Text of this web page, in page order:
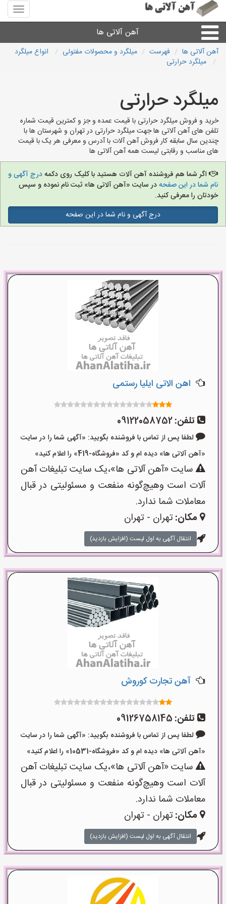
منوی
سایت
آلاتی
ها
آهن آلاتی ها
لوله و اتصالات
سایر آهن آلات
آهن آلاتی های شهرها
آهن آلاتی ها فهرست میلگرد و محصولات مفتولی
انواع میلگرد
میلگرد حرارتی
میلگرد حرارتی
خرید و فروش میلگرد حرارتی با قیمت عمده و جز و کمترین قیمت شماره
تلفن های آهن آلاتی ها جهت میلگرد حرارتی در تهران و شهرستان ها با
چندین سال سابقه کار فروش آهن آلات با آدرس و معرفی هر یک با قیمت
های مناسب و رقابتی لیست همه آهن آلاتی ها
اگر شما هم فروشنده آهن آلات هستید با کلیک روی دکمهدرج آگهی و
نام شما در این صفحهدر سایت «آهن آلاتی ها» ثبت نام نموده و سپس
خودتان را معرفی کنید.
درج آگهی و نام شما در این صفحه
اهن الاتی ایلیا رستمی
تلفن:09122058752
لطفا پس از تماس با فروشنده بگویید: «آگهی شما را در سایت
«آهن آلاتی ها» دیده ام و کد «فروشگاه-419» را اعلام کنید»
سایت «آهن آلاتی ها»،یک سایت تبلیغات آهن
آلات است وهیچ‌گونه منفعت و مسئولیتی در قبال
معاملات شما ندارد.
مکان:تهران - تهران
انتقال آگهی به اول لیست (افزایش بازدید)
آهن تجارت کوروش
تلفن: 09126758145
لطفا پس از تماس با فروشنده بگویید: «آگهی شما را در سایت
«آهن آلاتی ها» دیده ام و کد «فروشگاه-10531» را اعلام کنید»
سایت «آهن آلاتی ها»،یک سایت تبلیغات آهن
آلات است وهیچ‌گونه منفعت و مسئولیتی در قبال
معاملات شما ندارد.
مکان:تهران - تهران
انتقال آگهی به اول لیست (افزایش بازدید)